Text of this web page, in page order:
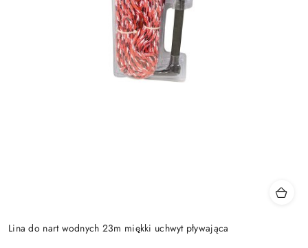
Lina do nart wodnych 23m miękki uchwyt pływająca